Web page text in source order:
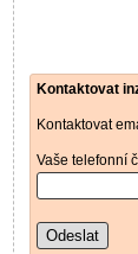
Kontaktovat
Kontaktovat
Vaše telefonní
Odeslat